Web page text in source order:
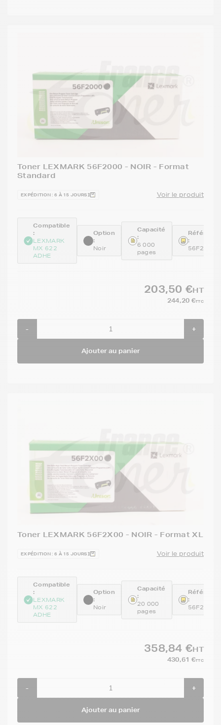
Toner LEXMARK 56F2000 - NOIR - Format
Standard
EXPÉDITION : 6 À 15 JOURS Voir le produit
Compatible
:
LEXMARK
MX 622
ADHE
Option
:
Noir
Capacité
:
6 000
pages
:
56F2000
203,50 €HT
244,20 €TTC
- +
Ajouter au panier
Toner LEXMARK 56F2X00 - NOIR - Format XL
EXPÉDITION : 6 À 15 JOURS Voir le produit
Compatible
:
LEXMARK
MX 622
ADHE
Option
:
Noir
Capacité
:
20 000
pages
:
56F2X00
358,84 €HT
430,61 €TTC
- +
Ajouter au panier